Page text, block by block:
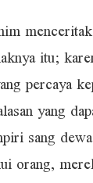
itu;
percaya
yang
sang
orang,